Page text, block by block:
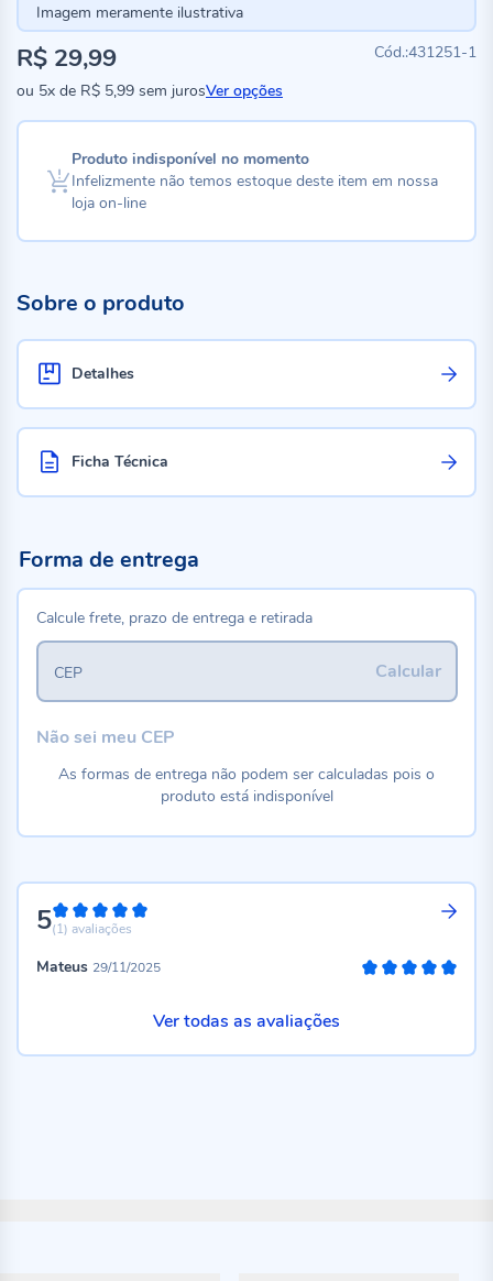
Imagem meramente ilustrativa
431251-1
R$ 29,99
ou 5x de R$ 5,99 sem jurosVer opções
Produto indisponível no momento
Infelizmente não temos estoque deste item em nossa
loja on-line
Sobre o produto
Detalhes
Ficha Técnica
5100%
(1) avaliações
Mateus 29/11/2025
Ver todas as avaliações
Forma de entrega
Calcule frete, prazo de entrega e retirada
Calcular
CEP
Não sei meu CEP
As formas de entrega não podem ser calculadas pois o
produto está indisponível